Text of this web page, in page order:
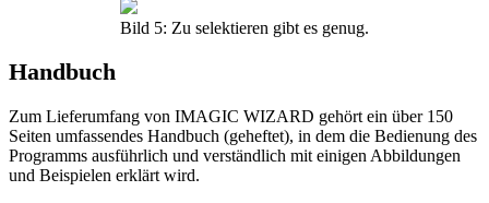
Bild 5: Zu selektieren gibt es genug.
Handbuch
Zum Lieferumfang von IMAGIC WIZARD gehört ein über 150
Seiten umfassendes Handbuch (geheftet), in dem die Bedienung des
Programms ausführlich und verständlich mit einigen Abbildungen
und Beispielen erklärt wird.